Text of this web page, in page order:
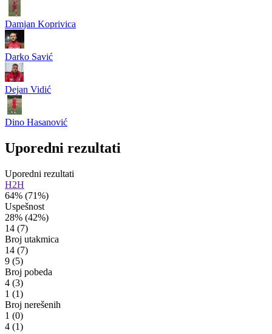
Damjan Koprivica
Darko Savić
Dejan Vidić
Dino Hasanović
Uporedni rezultati
Uporedni rezultati
H2H
64% (71%)
Uspešnost
28% (42%)
14 (7)
Broj utakmica
14 (7)
9 (5)
Broj pobeda
4 (3)
1 (1)
Broj nerešenih
1 (0)
4 (1)